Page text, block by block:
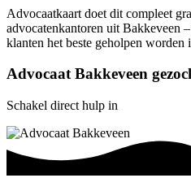
Advocaatkaart doet dit compleet
advocatenkantoren uit Bakkeveen –
klanten het beste geholpen worden
Advocaat Bakkeveen
Schakel direct hulp in